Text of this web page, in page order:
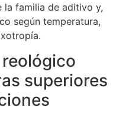
la familia de aditivo y,
según temperatura,
superiores